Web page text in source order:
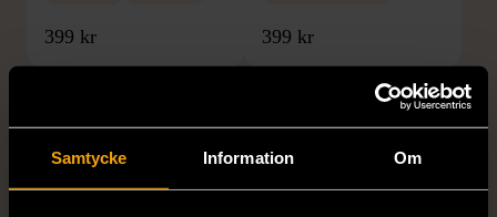
Samtycke Information Om
399 kr 399 kr